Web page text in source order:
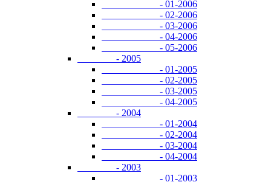
- 01-2006
- 02-2006
- 03-2006
- 04-2006
- 05-2006
- 2005
- 01-2005
- 02-2005
- 03-2005
- 04-2005
- 2004
- 01-2004
- 02-2004
- 03-2004
- 04-2004
- 2003
- 01-2003